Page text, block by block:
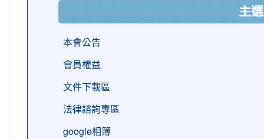
主
本會公告
會員權益
文件下載區
法律諮詢專區
google相簿